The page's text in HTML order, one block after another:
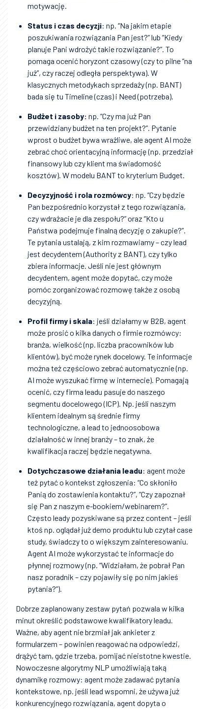
motywację.
Status i czas decyzji: np. “Na jakim etapie
poszukiwania rozwiązania Pan jest?” lub “Kiedy
planuje Pani wdrożyć takie rozwiązanie?”. To
pomaga ocenić horyzont czasowy (czy to pilne “na
już”, czy raczej odległa perspektywa). W
klasycznych metodykach sprzedaży (np. BANT)
bada się tu Timeline (czas) i Need (potrzeba).
Budżet i zasoby: np. “Czy ma już Pan
przewidziany budżet na ten projekt?”. Pytanie
wprost o budżet bywa wrażliwe, ale agent AI może
zebrać choć orientacyjną informację (np. przedział
finansowy lub czy klient ma świadomość
kosztów). W modelu BANT to kryterium Budget.
Decyzyjność i rola rozmówcy: np. “Czy będzie
Pan bezpośrednio korzystał z tego rozwiązania,
czy wdrażacie je dla zespołu?” oraz “Kto u
Państwa podejmuje finalną decyzję o zakupie?”.
Te pytania ustalają, z kim rozmawiamy – czy lead
jest decydentem (Authority z BANT), czy tylko
zbiera informacje. Jeśli nie jest głównym
decydentem, agent może dopytać, czy może
pomóc zorganizować rozmowę także z osobą
decyzyjną.
Profil firmy i skala: jeśli działamy w B2B, agent
może prosić o kilka danych o firmie rozmówcy:
branża, wielkość (np. liczba pracowników lub
klientów), być może rynek docelowy. Te informacje
można też częściowo zebrać automatycznie (np.
AI może wyszukać firmę w internecie). Pomagają
ocenić, czy firma leadu pasuje do naszego
segmentu docelowego (ICP). Np. jeśli naszym
klientem idealnym są średnie firmy
technologiczne, a lead to jednoosobowa
działalność w innej branży – to znak, że
kwalifikacja raczej będzie negatywna.
Dotychczasowe działania leadu: agent może
też pytać o kontekst zgłoszenia: “Co skłoniło
Panią do zostawienia kontaktu?”, “Czy zapoznał
się Pan z naszym e-bookiem/webinarem?”.
Często leady pozyskiwane są przez content – jeśli
ktoś np. oglądał już demo produktu lub czytał case
study, świadczy to o większym zainteresowaniu.
Agent AI może wykorzystać te informacje do
płynnej rozmowy (np. “Widziałam, że pobrał Pan
nasz poradnik – czy pojawiły się po nim jakieś
pytania?”).
Dobrze zaplanowany zestaw pytań pozwala w kilka
minut określić podstawowe kwalifikatory leadu.
Ważne, aby agent nie brzmiał jak ankieter z
formularzem – powinien reagować na odpowiedzi,
drążyć tam, gdzie trzeba, pomijać nieistotne kwestie.
Nowoczesne algorytmy NLP umożliwiają taką
dynamikę rozmowy: agent może zadawać pytania
kontekstowe, np. jeśli lead wspomni, że używa już
konkurencyjnego rozwiązania, agent dopyta o